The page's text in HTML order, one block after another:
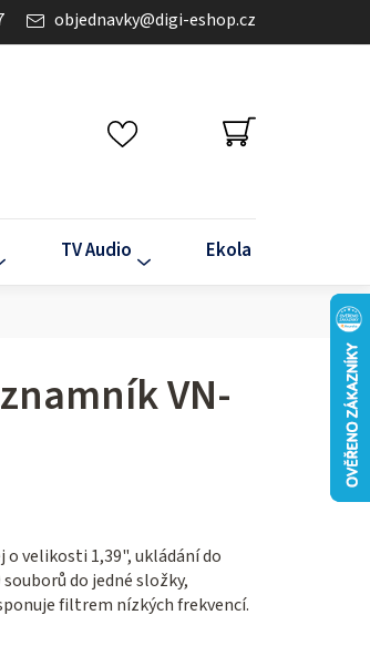
objednavky@digi-eshop.cz
NÁKUPNÍ
KOŠÍK
TV Audio Ekola
VN-
velikosti 1,39", ukládání do
do jedné složky,
filtrem nízkých frekvencí.